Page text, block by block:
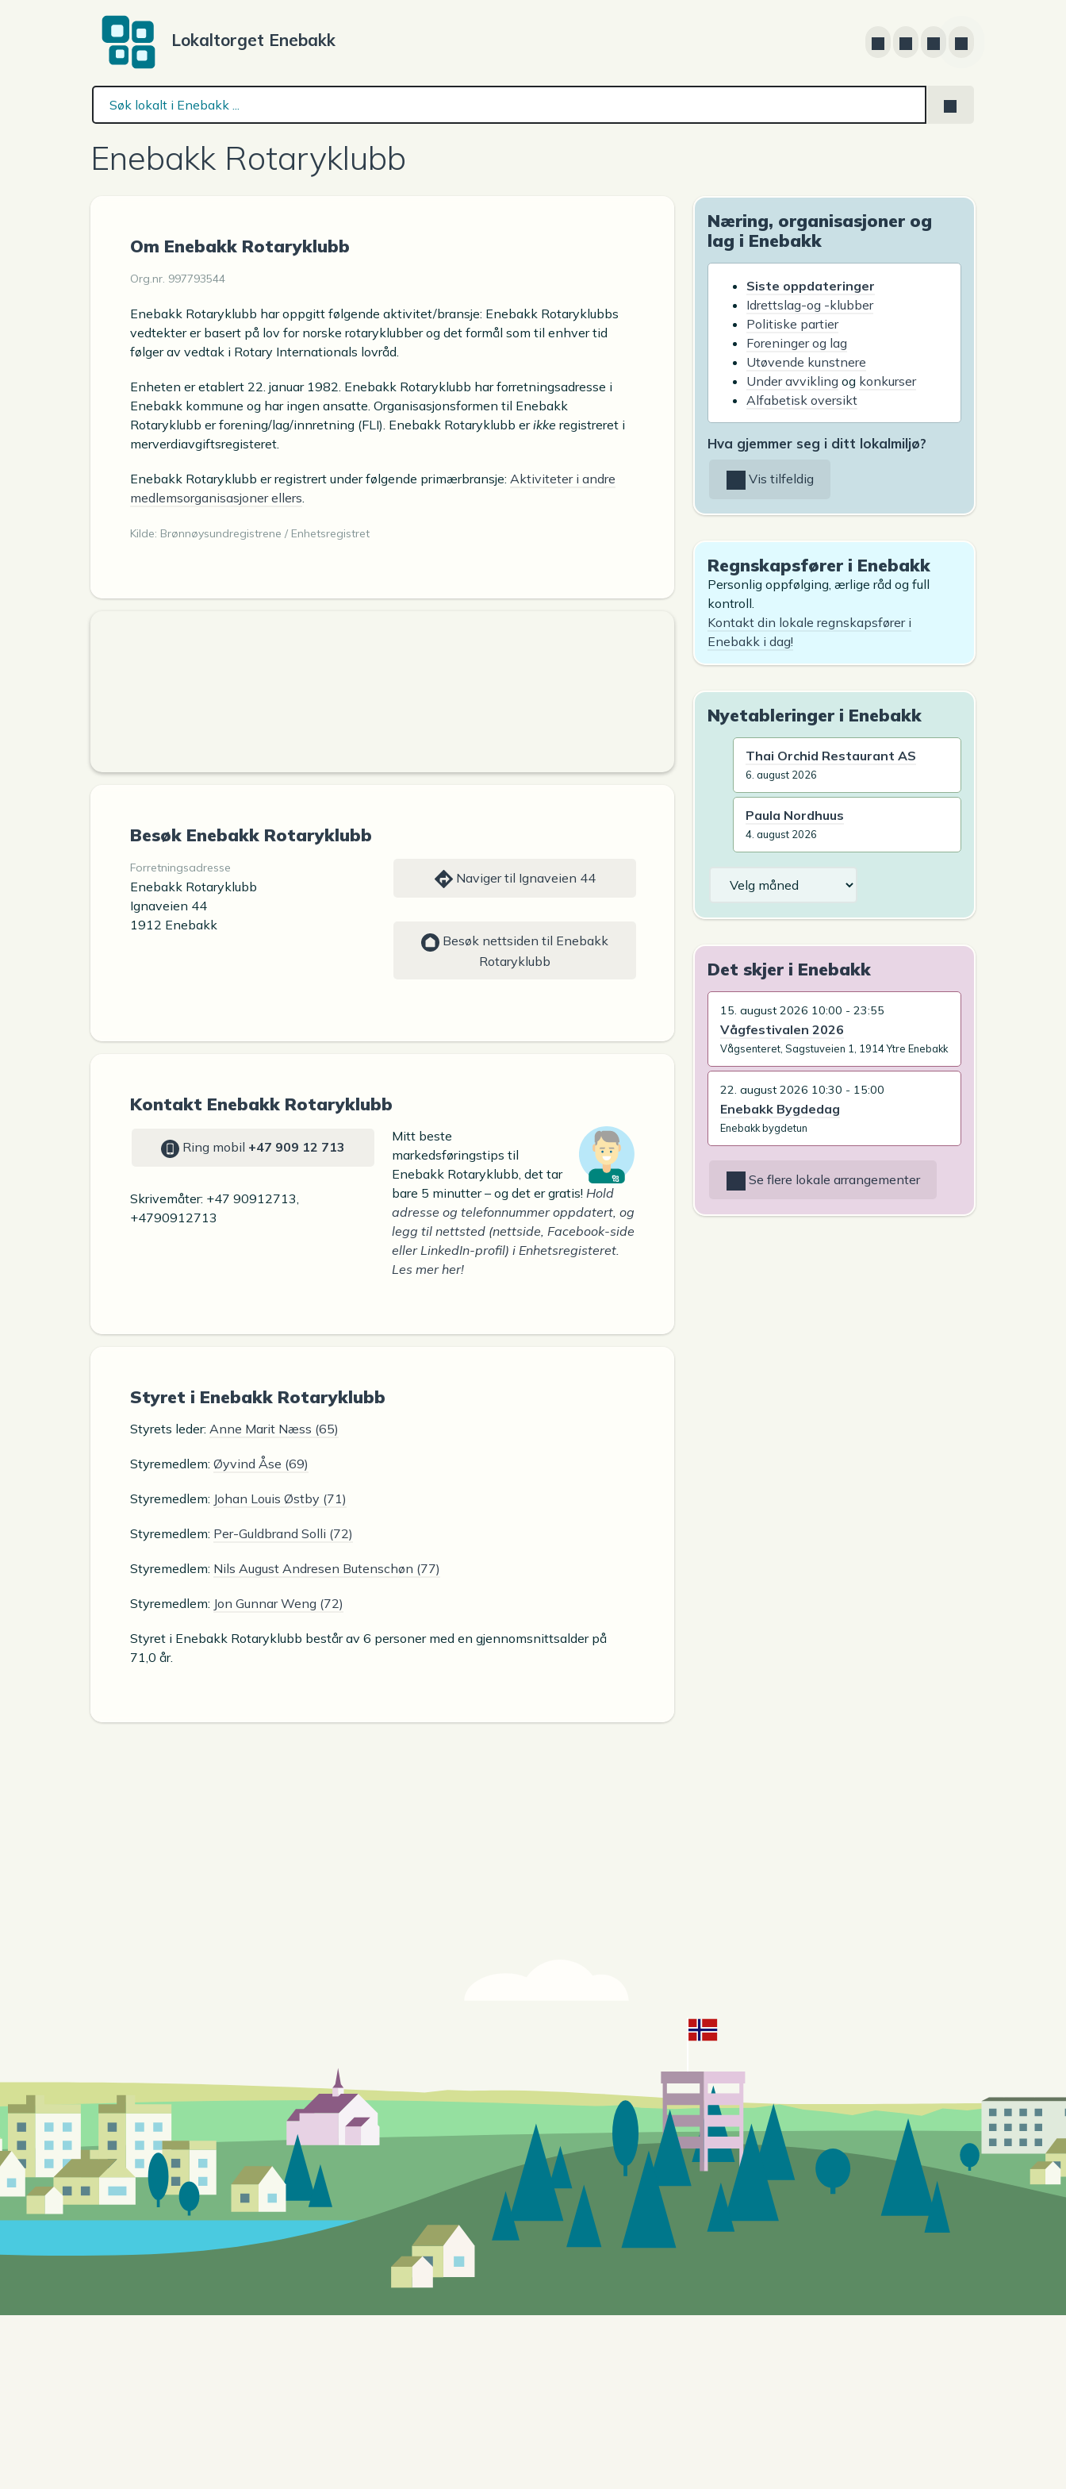
Lokaltorget Enebakk
Enebakk Rotaryklubb
Om Enebakk Rotaryklubb
Org.nr. 997793544
Enebakk Rotaryklubb har oppgitt følgende aktivitet/bransje: Enebakk Rotaryklubbs
vedtekter er basert på lov for norske rotaryklubber og det formål som til enhver tid
følger av vedtak i Rotary Internationals lovråd.
Enheten er etablert 22. januar 1982. Enebakk Rotaryklubb har forretningsadresse i
Enebakk kommune og har ingen ansatte. Organisasjonsformen til Enebakk
Rotaryklubb er forening/lag/innretning (FLI). Enebakk Rotaryklubb erikke registreret i
merverdiavgiftsregisteret.
Enebakk Rotaryklubb er registrert under følgende primærbransje: Aktiviteter i andre
medlemsorganisasjoner ellers
Kilde: Brønnøysundregistrene / Enhetsregistret
Besøk Enebakk Rotaryklubb
Forretningsadresse
Enebakk Rotaryklubb
Ignaveien 44
1912 Enebakk
Naviger til Ignaveien 44
Besøk nettsiden til Enebakk
Rotaryklubb
Kontakt Enebakk Rotaryklubb
Ring mobil +47 909 12 713
Skrivemåter: +47 90912713,
+4790912713
Mitt beste
markedsføringstips til
Enebakk Rotaryklubb, det tar
bare 5 minutter – og det er gratis! Hold
adresse og telefonnummer oppdatert, og
legg til nettsted (nettside, Facebook-side
eller LinkedIn-profil) i Enhetsregisteret.
Les mer her!
Styret i Enebakk Rotaryklubb
Styrets leder: Anne Marit Næss (65)
Styremedlem: Øyvind Åse (69)
Styremedlem: Johan Louis Østby (71)
Styremedlem: Per-Guldbrand Solli (72)
Styremedlem: Nils August Andresen Butenschøn (77)
Styremedlem: Jon Gunnar Weng (72)
Styret i Enebakk Rotaryklubb består av 6 personer med en gjennomsnittsalder på
71,0 år.
Næring, organisasjoner og
lag i Enebakk
Siste oppdateringer
Idrettslag-og -klubber
Politiske partier
Foreninger og lag
Utøvende kunstnere
Under avvikling og konkurser
Alfabetisk oversikt
Hva gjemmer seg i ditt lokalmiljø?
Vis tilfeldig
Regnskapsfører i Enebakk
Personlig oppfølging, ærlige råd og full
kontroll.
Kontakt din lokale regnskapsfører i
Enebakk i dag!
Nyetableringer i Enebakk
Thai Orchid Restaurant AS
6. august 2026
Paula Nordhuus
4. august 2026
Det skjer i Enebakk
15. august 2026 10:00 - 23:55
Vågfestivalen 2026
Vågsenteret, Sagstuveien 1, 1914 Ytre Enebakk
22. august 2026 10:30 - 15:00
Enebakk Bygdedag
Enebakk bygdetun
Se flere lokale arrangementer